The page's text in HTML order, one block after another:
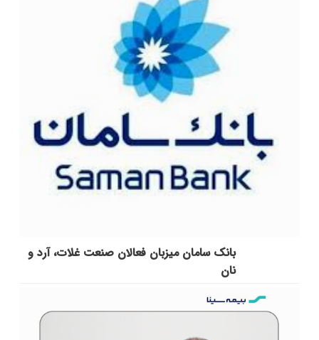
بانک سامان میزبان فعالان صنعت غلات، آرد و
نان